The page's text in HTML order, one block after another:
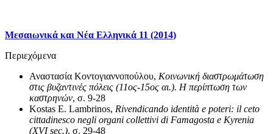
Μεσαιωνικά και Νέα Ελληνικά 11 (2014)
Περιεχόμενα
Αναστασία Κοντογιαννοπούλου, Κοινωνική διαστρωμάτωση
στις βυζαντινές πόλεις (11ος-15ος αι.). Η περίπτωση των
καστρηνών, σ. 9-28
Kostas E. Lambrinos, Rivendicando identità e poteri: il ceto
cittadinesco negli organi collettivi di Famagosta e Kyrenia
(XVI sec.), σ. 29-48